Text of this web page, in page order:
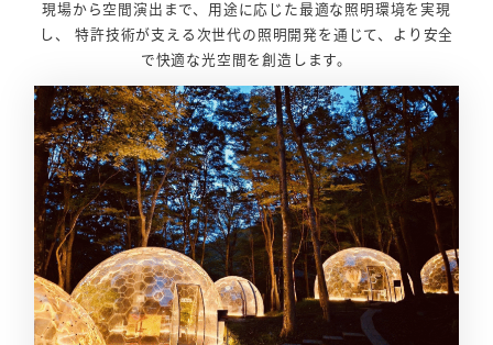
現場から空間演出まで、用途に応じた最適な照明環境を実現
し、 特許技術が支える次世代の照明開発を通じて、より安全
で快適な光空間を創造します。